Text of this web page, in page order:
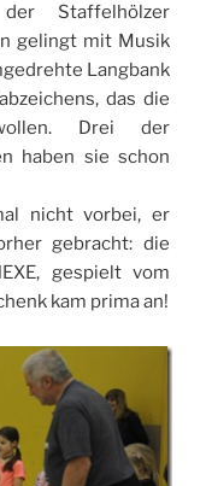
Staffelhölzer
gelingt mit Musik
Langbank
das die
Drei der
haben sie schon
nicht vorbei, er
gebracht: die
gespielt vom
kam prima an!